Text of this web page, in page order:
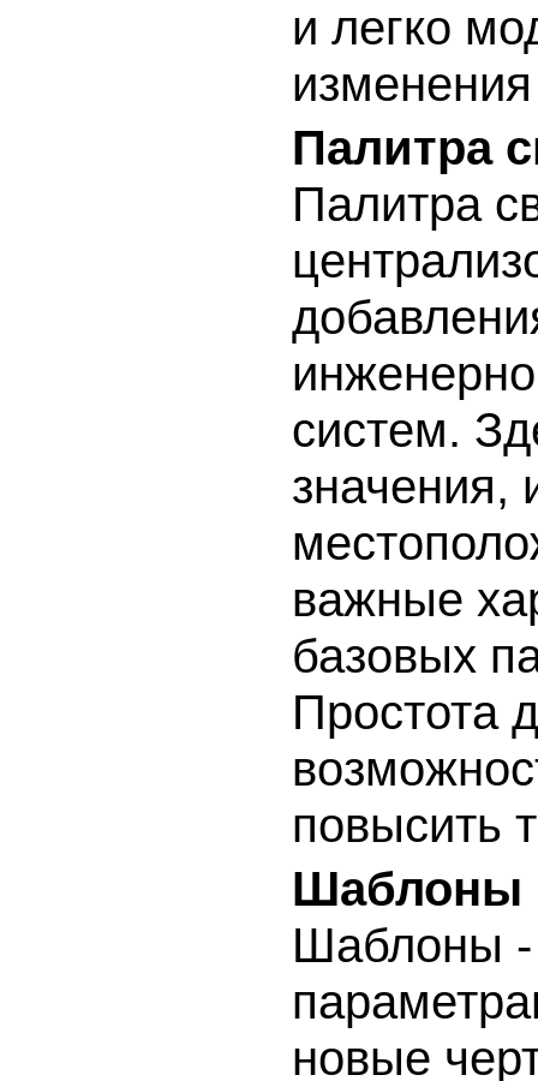
и легко
Палитра
Палитра
систем.
значения,
важные
базовых
Простота
повысить
Шаблоны
Шаблоны -
новые